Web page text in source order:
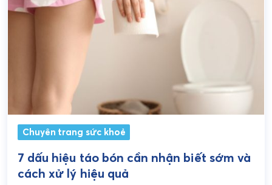
Chuyên trang sức khoẻ
7 dấu hiệu táo bón cần nhận biết sớm và
cách xử lý hiệu quả